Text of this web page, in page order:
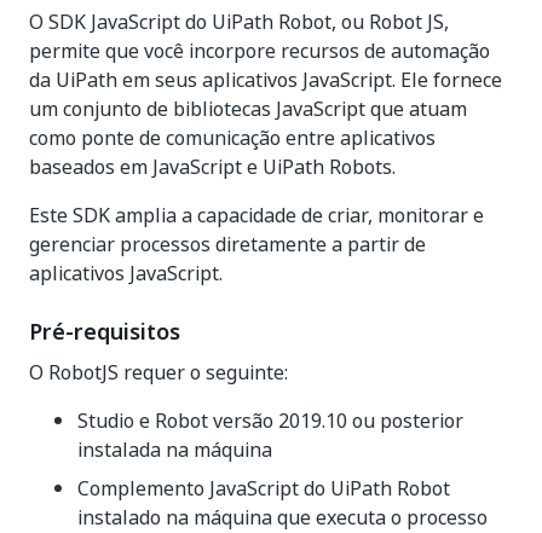
O SDK JavaScript do UiPath Robot, ou Robot JS,
permite que você incorpore recursos de automação
da UiPath em seus aplicativos JavaScript. Ele fornece
um conjunto de bibliotecas JavaScript que atuam
como ponte de comunicação entre aplicativos
baseados em JavaScript e UiPath Robots.
Este SDK amplia a capacidade de criar, monitorar e
gerenciar processos diretamente a partir de
aplicativos JavaScript.
Pré-requisitos
O RobotJS requer o seguinte:
Studio e Robot versão 2019.10 ou posterior
instalada na máquina
Complemento JavaScript do UiPath Robot
instalado na máquina que executa o processo